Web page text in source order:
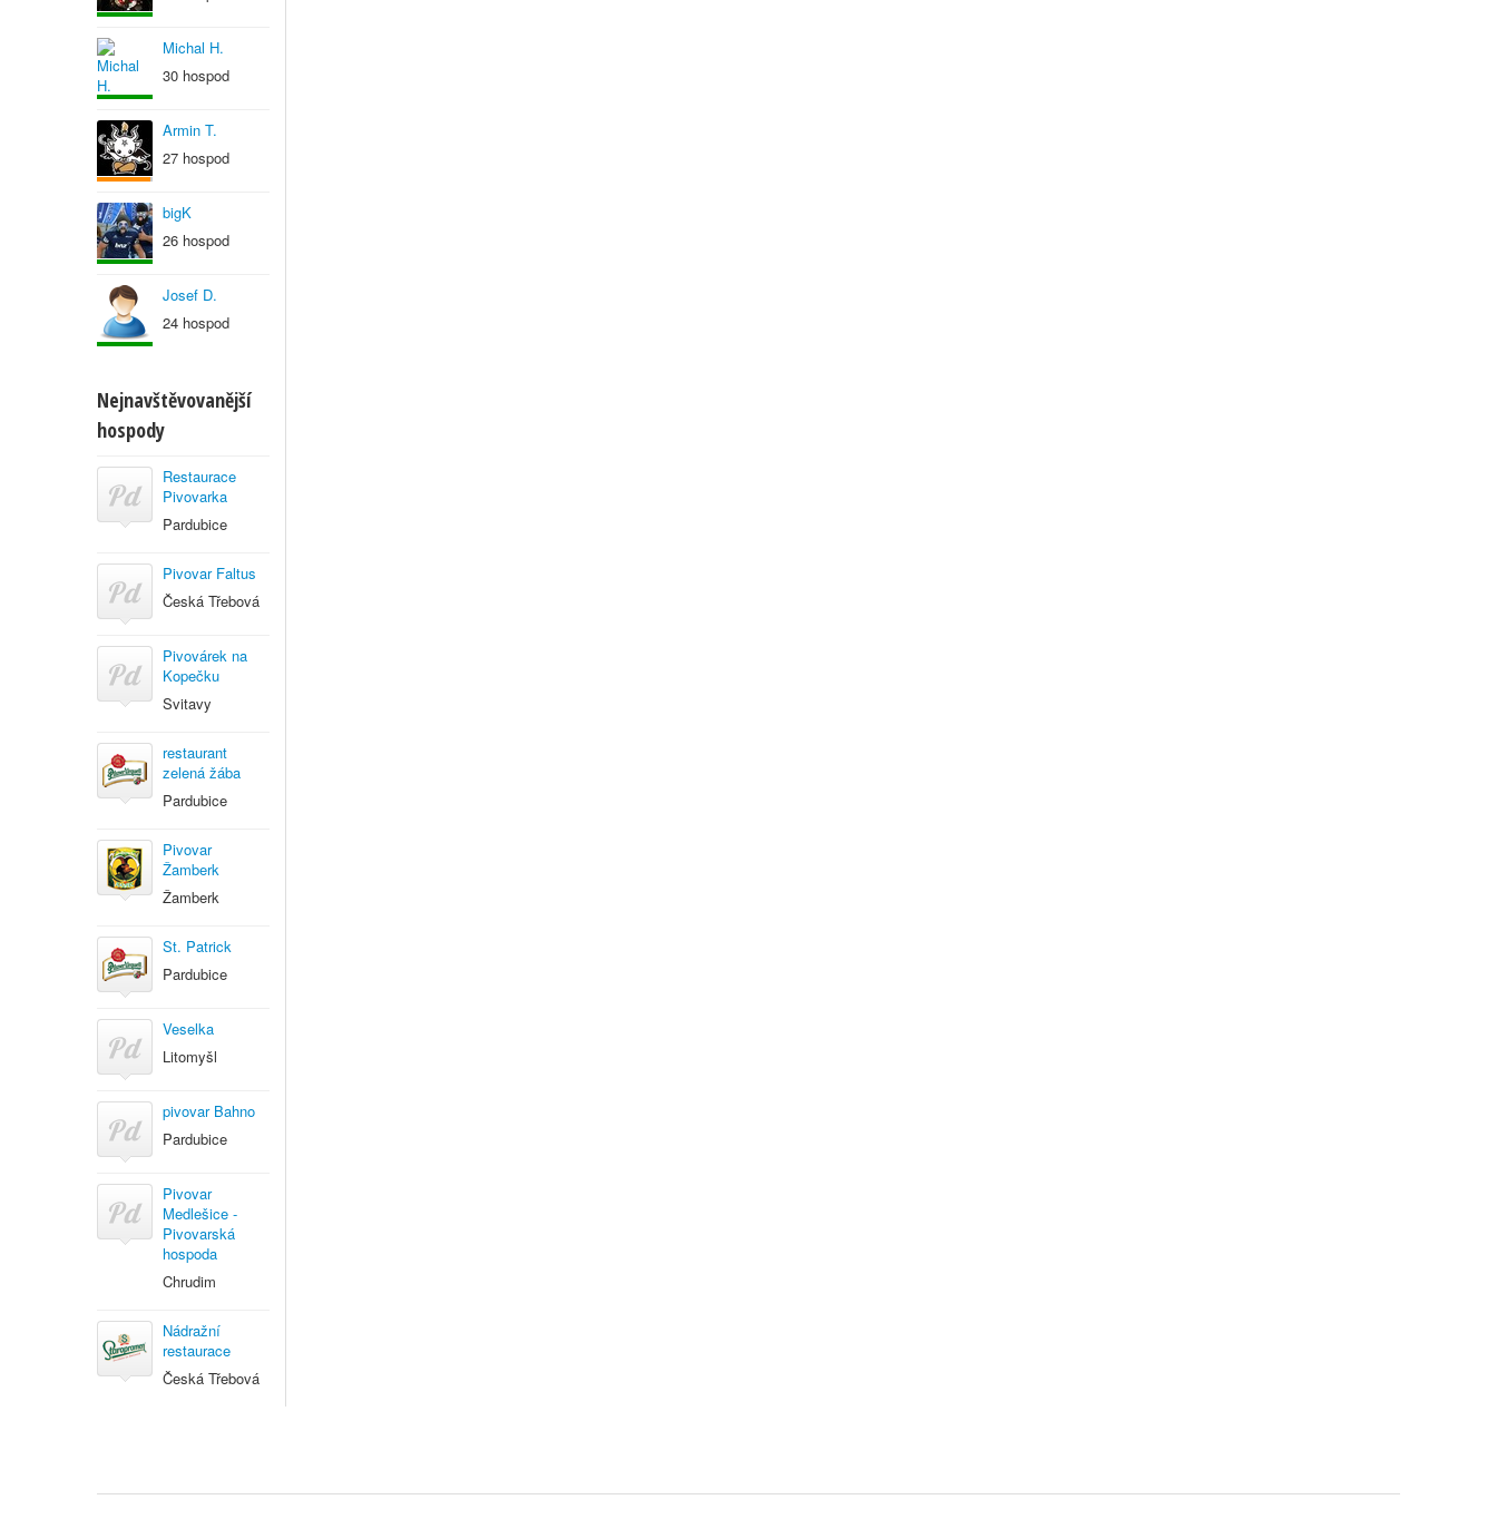
Michal H.
30 hospod
Armin T.
27 hospod
bigK
26 hospod
Josef D.
24 hospod
Nejnavštěvovanější
hospody
Restaurace
Pivovarka
Pardubice
Pivovar Faltus
Česká Třebová
Pivovárek na
Kopečku
Svitavy
restaurant
zelená žába
Pardubice
Pivovar
Žamberk
Žamberk
St. Patrick
Pardubice
Veselka
Litomyšl
pivovar Bahno
Pardubice
Pivovar
Medlešice -
Pivovarská
hospoda
Chrudim
Nádražní
restaurace
Česká Třebová